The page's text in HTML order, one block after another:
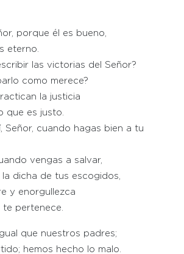
porque él es bueno,
eterno.
las victorias del Señor?
como merece?
la justicia
que es justo.
Señor, cuando hagas bien a tu
vengas a salvar,
dicha de tus escogidos,
y enorgullezca
pertenece.
que nuestros padres;
hemos hecho lo malo.